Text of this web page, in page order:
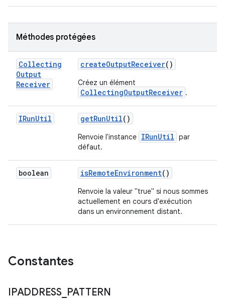
Méthodes protégées
Collecting
Output
Receiver
createOutputReceiver()
Créez un élément
CollectingOutputReceiver .
IRunUtil getRunUtil()
Renvoie l'instance IRunUtil par
défaut.
boolean isRemoteEnvironment()
Renvoie la valeur "true" si nous sommes
actuellement en cours d'exécution
dans un environnement distant.
Constantes
IPADDRESS_ PATTERN